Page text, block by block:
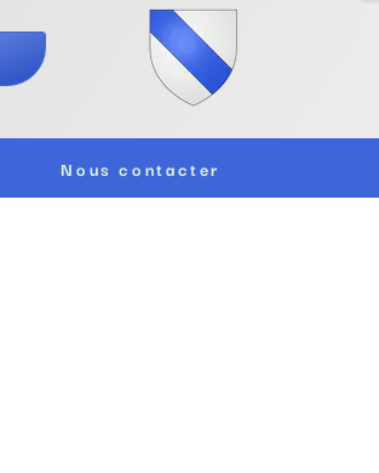
Nous contacter